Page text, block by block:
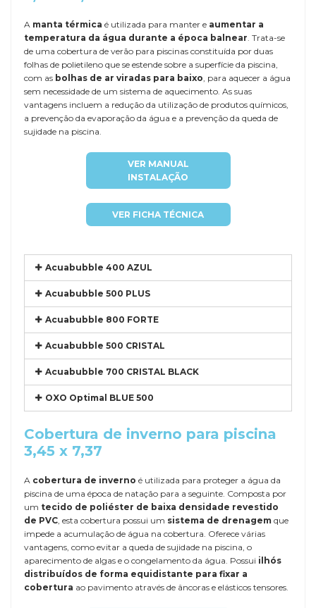
A manta térmica é utilizada para manter e aumentar a
temperatura da água durante a época balnear. Trata-se
de uma cobertura de verão para piscinas constituída por duas
folhas de polietileno que se estende sobre a superfície da piscina,
com as bolhas de ar viradas para baixo, para aquecer a água
sem necessidade de um sistema de aquecimento. As suas
vantagens incluem a redução da utilização de produtos químicos,
a prevenção da evaporação da água e a prevenção da queda de
sujidade na piscina.
VER MANUAL
INSTALAÇÃO
VER FICHA TÉCNICA
Acuabubble 400 AZUL
Acuabubble 500 PLUS
Acuabubble 800 FORTE
Acuabubble 500 CRISTAL
Acuabubble 700 CRISTAL BLACK
OXO Optimal BLUE 500
Cobertura de inverno para piscina
3,45 x 7,37
A cobertura de inverno é utilizada para proteger a água da
piscina de uma época de natação para a seguinte. Composta por
um tecido de poliéster de baixa densidade revestido
de PVC, esta cobertura possui um sistema de drenagem que
impede a acumulação de água na cobertura. Oferece várias
vantagens, como evitar a queda de sujidade na piscina, o
aparecimento de algas e o congelamento da água. Possui ilhós
distribuídos de forma equidistante para fixar a
cobertura ao pavimento através de âncoras e elásticos tensores.